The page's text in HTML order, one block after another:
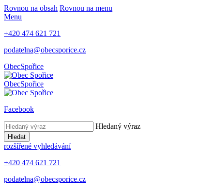
Rovnou na obsah Rovnou na menu
Menu
+420 474 621 721
podatelna@obecsporice.cz
ObecSpořice
ObecSpořice
Facebook
Hledaný výraz
Hledat
rozšířené vyhledávání
+420 474 621 721
podatelna@obecsporice.cz